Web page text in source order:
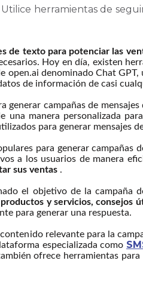
Utilice herramientas de
de texto para potenciar las
Hoy en día, existen
open.ai denominado Chat
de información de casi
generar campañas de
una manera personalizada
para generar mensajes
para generar campañas
a los usuarios de manera
sus ventas .
el objetivo de la campaña
y servicios, consejos
para generar una respuesta.
relevante para la
especializada como
ofrece herramientas